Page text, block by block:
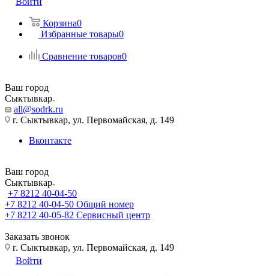
Корзина0
Избранные товары0
Сравнение товаров0
Ваш город
Сыктывкар
all@sodrk.ru
г. Сыктывкар, ул. Первомайская, д. 149
Вконтакте
Ваш город
Сыктывкар
+7 8212 40-04-50
+7 8212 40-04-50 Общий номер
+7 8212 40-05-82 Сервисный центр
Заказать звонок
г. Сыктывкар, ул. Первомайская, д. 149
Войти